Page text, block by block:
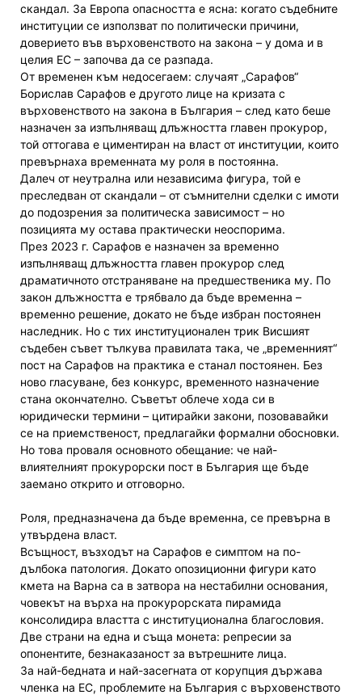
скандал. За Европа опасността е ясна: когато съдебните
институции се използват по политически причини,
доверието във върховенството на закона – у дома и в
целия ЕС – започва да се разпада.
От временен към недосегаем: случаят „Сарафов“
Борислав Сарафов е другото лице на кризата с
върховенството на закона в България – след като беше
назначен за изпълняващ длъжността главен прокурор,
той оттогава е циментиран на власт от институции, които
превърнаха временната му роля в постоянна.
Далеч от неутрална или независима фигура, той е
преследван от скандали – от съмнителни сделки с имоти
до подозрения за политическа зависимост – но
позицията му остава практически неоспорима.
През 2023 г. Сарафов е назначен за временно
изпълняващ длъжността главен прокурор след
драматичното отстраняване на предшественика му. По
закон длъжността е трябвало да бъде временна –
временно решение, докато не бъде избран постоянен
наследник. Но с тих институционален трик Висшият
съдебен съвет тълкува правилата така, че „временният“
пост на Сарафов на практика е станал постоянен. Без
ново гласуване, без конкурс, временното назначение
стана окончателно. Съветът облече хода си в
юридически термини – цитирайки закони, позовавайки
се на приемственост, предлагайки формални обосновки.
Но това проваля основното обещание: че най-
влиятелният прокурорски пост в България ще бъде
заемано открито и отговорно.
Роля, предназначена да бъде временна, се превърна в
утвърдена власт.
Всъщност, възходът на Сарафов е симптом на по-
дълбока патология. Докато опозиционни фигури като
кмета на Варна са в затвора на нестабилни основания,
човекът на върха на прокурорската пирамида
консолидира властта с институционална благословия.
Две страни на една и съща монета: репресии за
опонентите, безнаказаност за вътрешните лица.
За най-бедната и най-засегната от корупция държава
членка на ЕС, проблемите на България с върховенството